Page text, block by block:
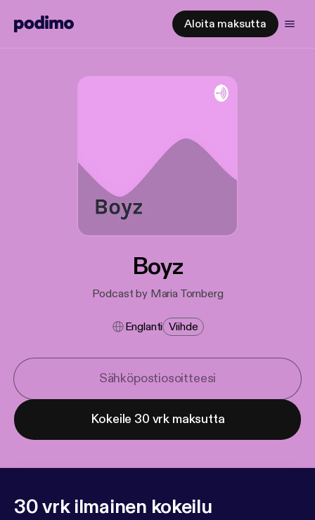
Aloita maksutta
Boyz
Podcast by Maria Tornberg
Englanti Viihde
Kokeile 30 vrk maksutta
30 vrk ilmainen kokeilu